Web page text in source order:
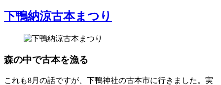
下鴨納涼古本まつり
森の中で古本を漁る
これも8月の話ですが、下鴨神社の古本市に行きました。実